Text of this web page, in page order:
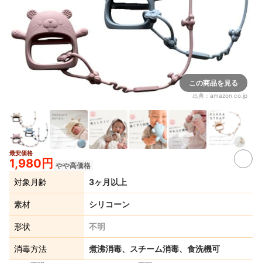
この商品を見る
出典： amazon.co.jp
最安価格
1,980円 やや高価格
対象月齢 3ヶ月以上
素材 シリコーン
形状 不明
消毒方法 煮沸消毒、スチーム消毒、食洗機可